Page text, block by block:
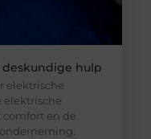
hulp
elektrische
elektrische
en de